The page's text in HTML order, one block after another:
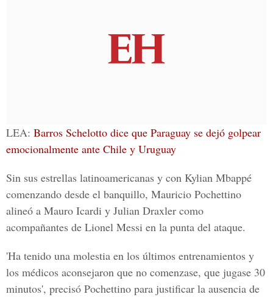
LEA: Barros Schelotto dice que Paraguay se dejó golpear
emocionalmente ante Chile y Uruguay
Sin sus estrellas latinoamericanas y con Kylian Mbappé
comenzando desde el banquillo, Mauricio Pochettino
alineó a Mauro Icardi y Julian Draxler como
acompañantes de Lionel Messi en la punta del ataque.
'Ha tenido una molestia en los últimos entrenamientos y
los médicos aconsejaron que no comenzase, que jugase 30
minutos', precisó Pochettino para justificar la ausencia de